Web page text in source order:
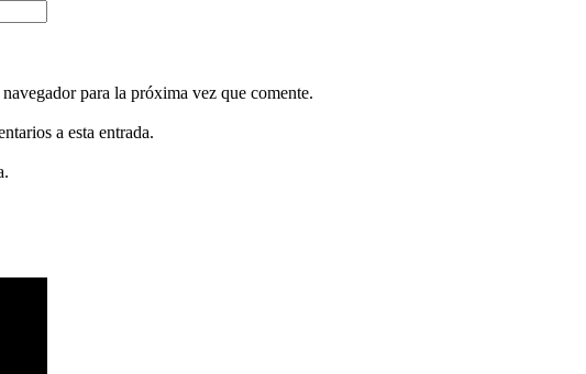
para la próxima vez que comente.
a esta entrada.